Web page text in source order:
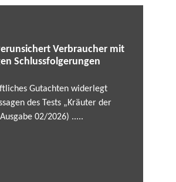
Verbraucher mit
Schlussfolgerungen
Gutachten widerlegt
des Tests „Kräuter der
02/2026) .....